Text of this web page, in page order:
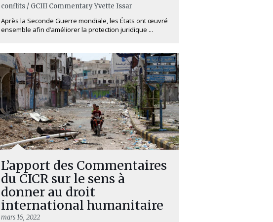
conflits / GCIII CommentaryYvette Issar
Après la Seconde Guerre mondiale, les États ont œuvré
ensemble afin d’améliorer la protection juridique ...
L’apport des Commentaires
du CICR sur le sens à
donner au droit
international humanitaire
mars 16, 2022